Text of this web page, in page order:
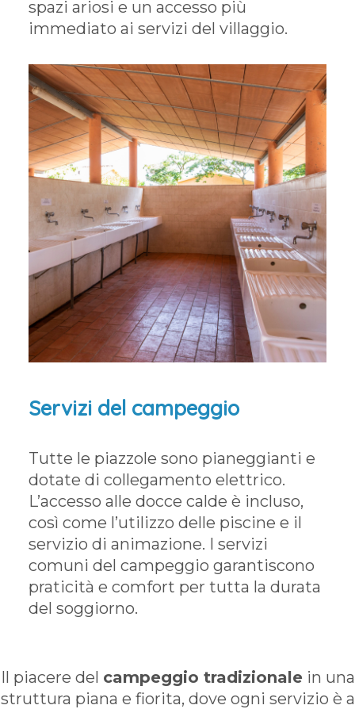
spazi ariosi e un accesso più
immediato ai servizi del villaggio.
Servizi del campeggio
Tutte le piazzole sono pianeggianti e
dotate di collegamento elettrico.
L’accesso alle docce calde è incluso,
così come l’utilizzo delle piscine e il
servizio di animazione. I servizi
comuni del campeggio garantiscono
praticità e comfort per tutta la durata
del soggiorno.
Il piacere del campeggio tradizionale in una
struttura piana e fiorita, dove ogni servizio è a